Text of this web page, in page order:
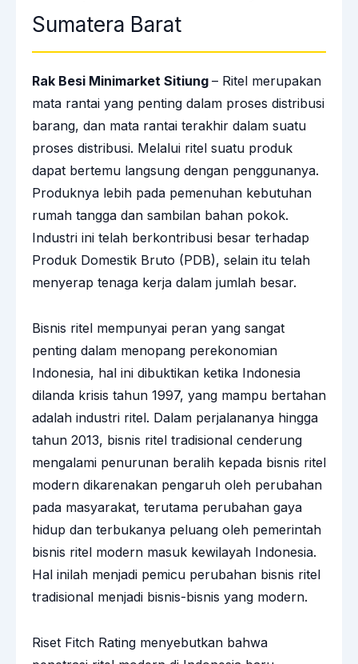
Sumatera Barat
Rak Besi Minimarket Sitiung – Ritel merupakan
mata rantai yang penting dalam proses distribusi
barang, dan mata rantai terakhir dalam suatu
proses distribusi. Melalui ritel suatu produk
dapat bertemu langsung dengan penggunanya.
Produknya lebih pada pemenuhan kebutuhan
rumah tangga dan sambilan bahan pokok.
Industri ini telah berkontribusi besar terhadap
Produk Domestik Bruto (PDB), selain itu telah
menyerap tenaga kerja dalam jumlah besar.
Bisnis ritel mempunyai peran yang sangat
penting dalam menopang perekonomian
Indonesia, hal ini dibuktikan ketika Indonesia
dilanda krisis tahun 1997, yang mampu bertahan
adalah industri ritel. Dalam perjalananya hingga
tahun 2013, bisnis ritel tradisional cenderung
mengalami penurunan beralih kepada bisnis ritel
modern dikarenakan pengaruh oleh perubahan
pada masyarakat, terutama perubahan gaya
hidup dan terbukanya peluang oleh pemerintah
bisnis ritel modern masuk kewilayah Indonesia.
Hal inilah menjadi pemicu perubahan bisnis ritel
tradisional menjadi bisnis-bisnis yang modern.
Riset Fitch Rating menyebutkan bahwa